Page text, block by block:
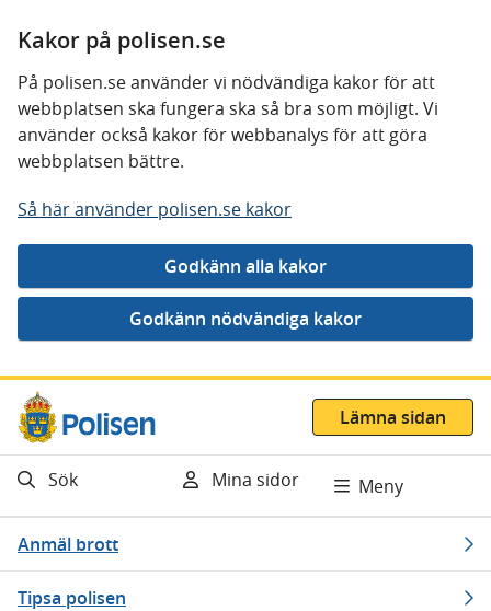
Kakor på polisen.se
På polisen.se använder vi nödvändiga kakor för att
webbplatsen ska fungera ska så bra som möjligt. Vi
använder också kakor för webbanalys för att göra
webbplatsen bättre.
Så här använder polisen.se kakor
Gå direkt till innehåll
Lämna sidan
Sök Mina sidor Meny
Anmäl brott
Tipsa polisen